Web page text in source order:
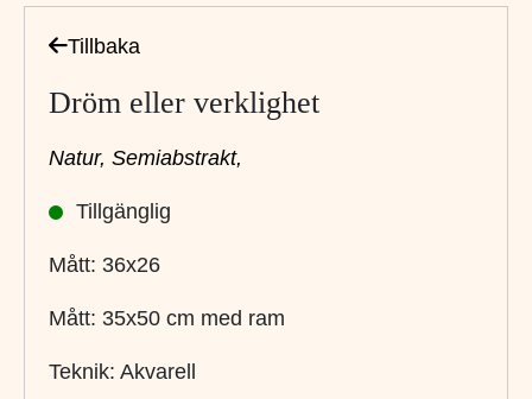
Tillbaka
Dröm eller verklighet
Natur, Semiabstrakt,
Tillgänglig
Mått: 36x26
Mått: 35x50 cm med ram
Teknik: Akvarell